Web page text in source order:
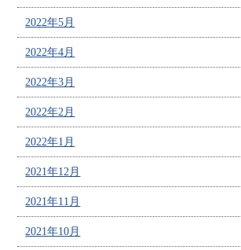
2022年5月
2022年4月
2022年3月
2022年2月
2022年1月
2021年12月
2021年11月
2021年10月